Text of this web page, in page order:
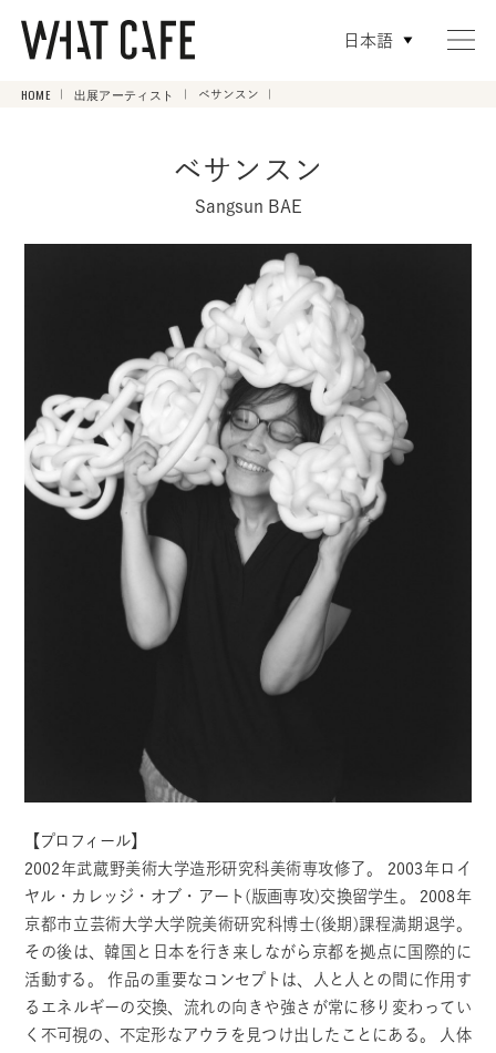
日本語
HOME 出展アーティスト ベサンスン
ベサンスン
Sangsun BAE
【プロフィール】
2002年武蔵野美術大学造形研究科美術専攻修了。 2003年ロイ
ヤル・カレッジ・オブ・アート(版画専攻)交換留学生。 2008年
京都市立芸術大学大学院美術研究科博士(後期)課程満期退学。
その後は、韓国と日本を行き来しながら京都を拠点に国際的に
活動する。 作品の重要なコンセプトは、人と人との間に作用す
るエネルギーの交換、流れの向きや強さが常に移り変わってい
く不可視の、不定形なアウラを見つけ出したことにある。 人体